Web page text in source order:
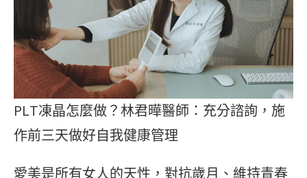
PLT凍晶怎麼做？林君曄醫師：充分諮詢，施
作前三天做好自我健康管理
愛美是所有女人的天性，對抗歲月、維持青春